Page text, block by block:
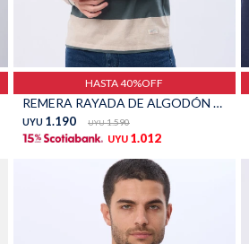
HASTA 40%OFF
REMERA RAYADA DE ALGODÓN - Beige
UYU 1.190 UYU 1.590
UYU 1.012